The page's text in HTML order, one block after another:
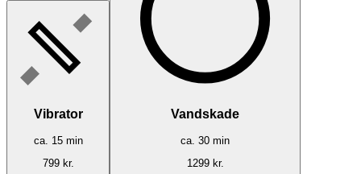
Vibrator
ca. 15min
799kr.
Vandskade
ca. 30 min
1299kr.